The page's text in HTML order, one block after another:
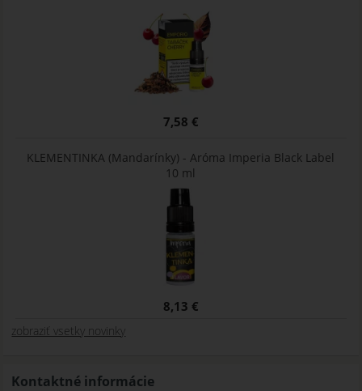
7,58 €
KLEMENTINKA (Mandarínky) - Aróma Imperia Black Label
10 ml
8,13 €
zobraziť vsetky novinky
Kontaktné informácie